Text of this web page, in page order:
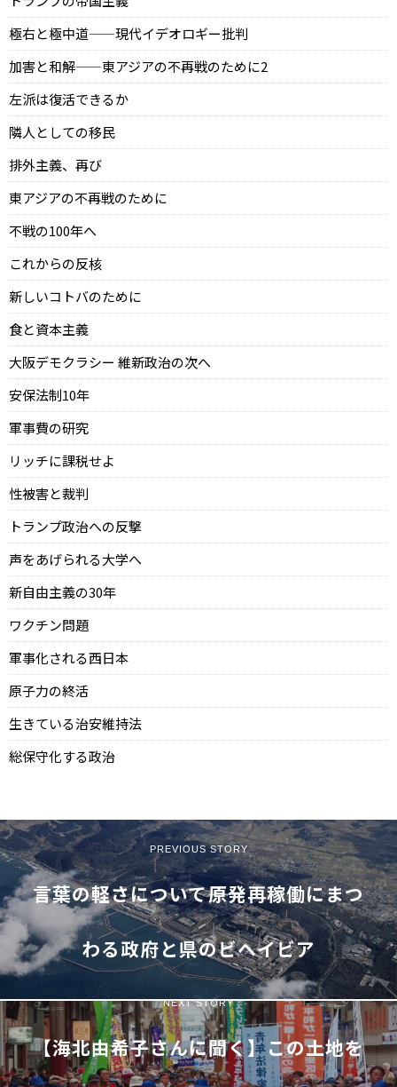
極右と極中道——現代イデオロギー批判
加害と和解——東アジアの不再戦のために2
左派は復活できるか
隣人としての移民
排外主義、再び
東アジアの不再戦のために
不戦の100年へ
これからの反核
新しいコトバのために
食と資本主義
大阪デモクラシー 維新政治の次へ
安保法制10年
軍事費の研究
リッチに課税せよ
性被害と裁判
トランプ政治への反撃
声をあげられる大学へ
新自由主義の30年
ワクチン問題
軍事化される西日本
原子力の終活
生きている治安維持法
総保守化する政治
PREVIOUS STORY
言葉の軽さについて――原発再稼働にまつ
わる政府と県のビヘイビア
NEXT STORY
【海北由希子さんに聞く】この土地を